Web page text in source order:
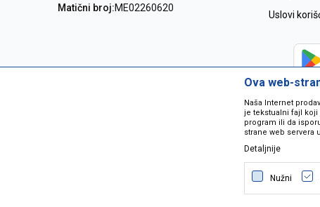
Matični broj:ME02260620
Uslovi
Nastojimo da budemo što
grešaka. Svi artikli na sajtu su dio
Ova web-
Naša Internet
je tekstualni fajl koji
program ili da
strane web servera
Detaljnije
Nužni